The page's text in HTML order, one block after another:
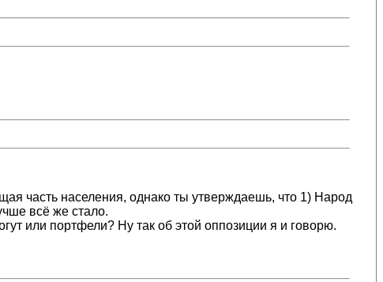
часть населения, однако ты утверждаешь, что 1) Народ
всё же стало.
или портфели? Ну так об этой оппозиции я и говорю.